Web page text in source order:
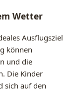
Wetter
Ausflugsziel
können
und die
Die Kinder
sich auf den